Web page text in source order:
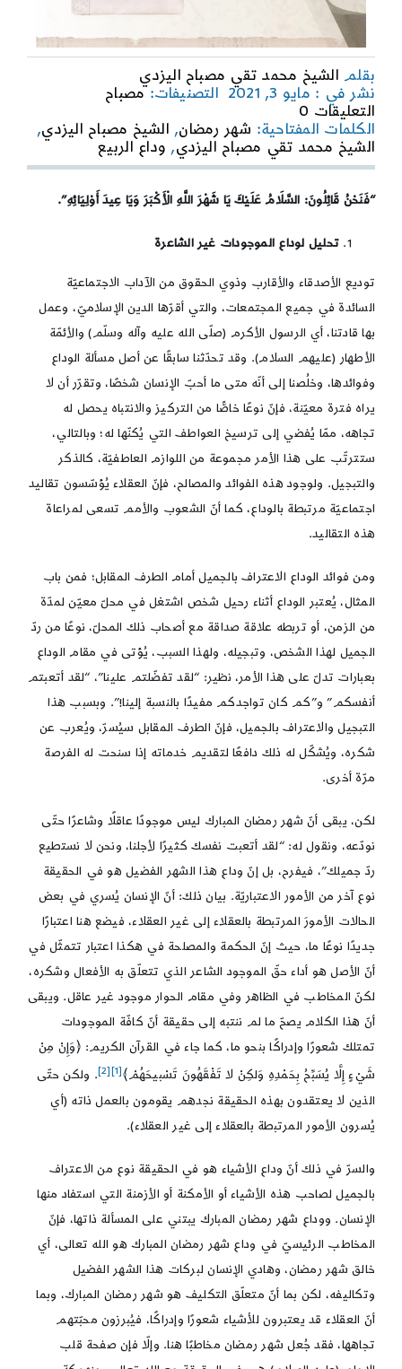
بقلم الشيخ محمد تقي مصباح اليزدي
نشر في : مايو 3, 2021
التصنيفات: مصباح
التعليقات 0
on
أعظم
شهور
الله
أحبابه
الكلمات المفتاحية: شهر رمضان, الشيخ مصباح اليزدي,
الشيخ محمد تقي مصباح اليزدي, وداع الربيع
“فَنَحْنُ قَائِلُونَ: السَّلَامُ عَلَيْكَ يَا شَهْرَ اللَّهِ الْأَكْبَرَ وَيَا عِيدَ أَوْلِيَائِهِ”.
تحليل لوداع الموجودات غير الشاعرة
توديع الأصدقاء والأقارب وذوي الحقوق من الآداب الاجتماعيّة
السائدة في جميع المجتمعات، والتي أقرّها الدين الإسلاميّ، وعمل
بها قادتنا، أي الرسول الأكرم (صلّى الله عليه وآله وسلّم) والأئمّة
الأطهار (عليهم السلام). وقد تحدّثنا سابقًا عن أصل مسألة الوداع
وفوائدها، وخلُصنا إلى أنّه متى ما أحبّ الإنسان شخصًا، وتقرّر أن لا
يراه فترة معيّنة، فإنّ نوعًا خاصًّا من التركيز والانتباه يحصل له
تجاهه، ممّا يُفضي إلى ترسيخ العواطف التي يُكنّها له؛ وبالتالي،
ستترتّب على هذا الأمر مجموعة من اللوازم العاطفيّة، كالذكر
والتبجيل. ولوجود هذه الفوائد والمصالح، فإنّ العقلاء يُؤسّسون تقاليد
اجتماعيّة مرتبطة بالوداع، كما أنّ الشعوب والأمم تسعى لمراعاة
هذه التقاليد.
ومن فوائد الوداع الاعتراف بالجميل أمام الطرف المقابل؛ فمن باب
المثال، يُعتبر الوداع أثناء رحيل شخص اشتغل في محلّ معيّن لمدّة
من الزمن، أو تربطه علاقة صداقة مع أصحاب ذلك المحلّ، نوعًا من ردّ
الجميل لهذا الشخص، وتبجيله، ولهذا السبب، يُؤتى في مقام الوداع
بعبارات تدلّ على هذا الأمر، نظير: “لقد تفضّلتم علينا”، “لقد أتعبتم
أنفسكم” و”كم كان تواجدكم مفيدًا بالنسبة إلينا!”. وبسبب هذا
التبجيل والاعتراف بالجميل، فإنّ الطرف المقابل سيُسرّ، ويُعرب عن
شكره، ويُشكّل له ذلك دافعًا لتقديم خدماته إذا سنحت له الفرصة
مرّة أخرى.
لكن، يبقى أنّ شهر رمضان المبارك ليس موجودًا عاقلًا وشاعرًا حتّى
نودّعه، ونقول له: “لقد أتعبت نفسك كثيرًا لأجلنا، ونحن لا نستطيع
ردّ جميلك”، فيفرح، بل إنّ وداع هذا الشهر الفضيل هو في الحقيقة
نوع آخر من الأمور الاعتباريّة. بيان ذلك: أنّ الإنسان يُسري في بعض
الحالات الأمورَ المرتبطة بالعقلاء إلى غير العقلاء، فيضع هنا اعتبارًا
جديدًا نوعًا ما، حيث إنّ الحكمة والمصلحة في هكذا اعتبار تتمثّل في
أنّ الأصل هو أداء حقّ الموجود الشاعر الذي تتعلّق به الأفعال وشكره،
لكنّ المخاطب في الظاهر وفي مقام الحوار موجود غير عاقل. ويبقى
أنّ هذا الكلام يصحّ ما لم ننتبه إلى حقيقة أنّ كافّة الموجودات
تمتلك شعورًا وإدراكًا بنحو ما، كما جاء في القرآن الكريم: ﴿وَإِنْ مِنْ
شَيْ‏ءٍ إِلَّا يُسَبِّحُ بِحَمْدِهِ وَلكِنْ لا تَفْقَهُونَ تَسْبيحَهُمْ‏﴾[1]
[2]
. ولكن حتّى
الذين لا يعتقدون بهذه الحقيقة نجدهم يقومون بالعمل ذاته (أي
يُسرون الأمور المرتبطة بالعقلاء إلى غير العقلاء).
والسرّ في ذلك أنّ وداع الأشياء هو في الحقيقة نوع من الاعتراف
بالجميل لصاحب هذه الأشياء أو الأمكنة أو الأزمنة التي استفاد منها
الإنسان. ووداع شهر رمضان المبارك يبتني على المسألة ذاتها، فإنّ
المخاطب الرئيسيّ في وداع شهر رمضان المبارك هو الله تعالى، أي
خالق شهر رمضان، وهادي الإنسان لبركات هذا الشهر الفضيل
وتكاليفه، لكن بما أنّ متعلّق التكليف هو شهر رمضان المبارك، وبما
أنّ العقلاء قد يعتبرون للأشياء شعورًا وإدراكًا، فيُبرزون محبّتهم
تجاهها، فقد جُعل شهر رمضان مخاطبًا هنا. وإلّا فإن صفحة قلب